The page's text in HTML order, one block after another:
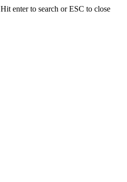
Hit enter to search or ESC to close